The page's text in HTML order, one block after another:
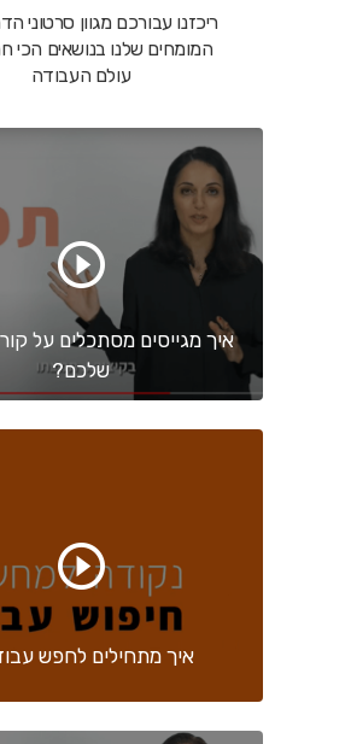
ריכזנו עבורכם מגוון סרטוני
המומחים שלנו בנושאים הכי
עולם העבודה
איך מגייסים מסתכלים על
שלכם?
איך מתחילים לחפש